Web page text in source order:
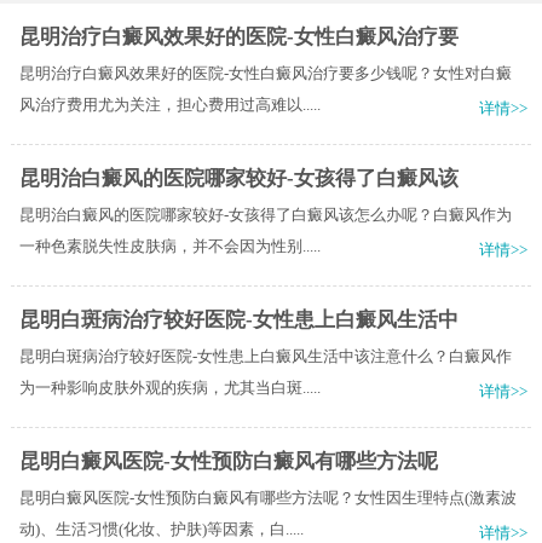
昆明治疗白癜风效果好的医院-女性白癜风治疗要
昆明治疗白癜风效果好的医院-女性白癜风治疗要多少钱呢？女性对白癜
风治疗费用尤为关注，担心费用过高难以.....
详情>>
昆明治白癜风的医院哪家较好-女孩得了白癜风该
昆明治白癜风的医院哪家较好-女孩得了白癜风该怎么办呢？白癜风作为
一种色素脱失性皮肤病，并不会因为性别.....
详情>>
昆明白斑病治疗较好医院-女性患上白癜风生活中
昆明白斑病治疗较好医院-女性患上白癜风生活中该注意什么？白癜风作
为一种影响皮肤外观的疾病，尤其当白斑.....
详情>>
昆明白癜风医院-女性预防白癜风有哪些方法呢
昆明白癜风医院-女性预防白癜风有哪些方法呢？女性因生理特点(激素波
动)、生活习惯(化妆、护肤)等因素，白.....
详情>>